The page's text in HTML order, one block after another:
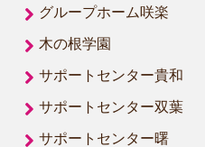
グループホーム咲楽
木の根学園
サポートセンター貴和
サポートセンター双葉
サポートセンター曙